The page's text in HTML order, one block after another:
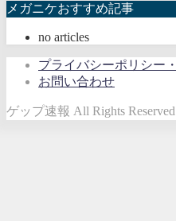
メガニケおすすめ記事
no articles
プライバシーポリシー
お問い合わせ
ゲップ速報 All Rights